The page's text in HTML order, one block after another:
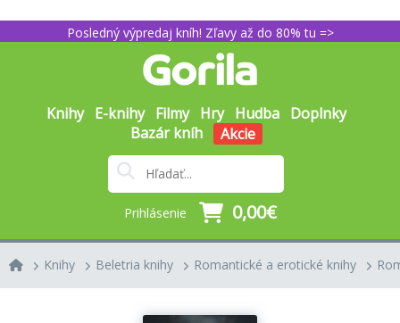
Posledný výpredaj kníh! Zľavy až do 80% tu =>
Knihy E-knihy Filmy Hry Hudba Doplnky
Bazár kníh
Akcie
Prihlásenie 0,00€
Knihy Beletria knihy Romantické a erotické knihy